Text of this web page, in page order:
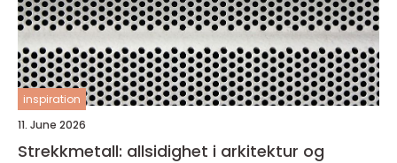
inspiration
11. June 2026
Strekkmetall: allsidighet i arkitektur og